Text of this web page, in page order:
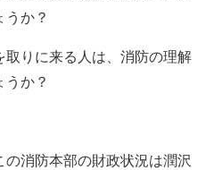
か？
取りに来る人は、消防の理解
か？
消防本部の財政状況は潤沢